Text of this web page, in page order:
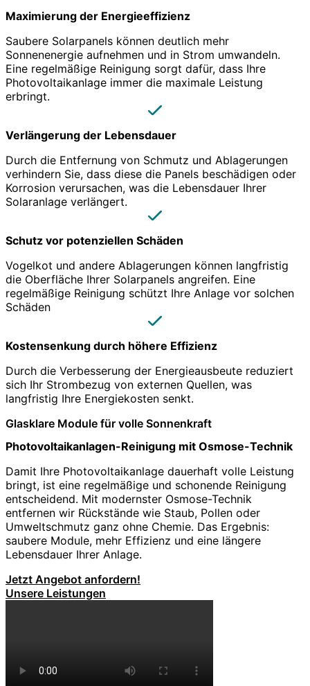
Maximierung der Energieeffizienz
Saubere Solarpanels können deutlich mehr
Sonnenenergie aufnehmen und in Strom umwandeln.
Eine regelmäßige Reinigung sorgt dafür, dass Ihre
Photovoltaikanlage immer die maximale Leistung
erbringt.
Verlängerung der Lebensdauer
Durch die Entfernung von Schmutz und Ablagerungen
verhindern Sie, dass diese die Panels beschädigen oder
Korrosion verursachen, was die Lebensdauer Ihrer
Solaranlage verlängert.
Schutz vor potenziellen Schäden
Vogelkot und andere Ablagerungen können langfristig
die Oberfläche Ihrer Solarpanels angreifen. Eine
regelmäßige Reinigung schützt Ihre Anlage vor solchen
Schäden
Kostensenkung durch höhere Effizienz
Durch die Verbesserung der Energieausbeute reduziert
sich Ihr Strombezug von externen Quellen, was
langfristig Ihre Energiekosten senkt.
Glasklare Module für volle Sonnenkraft
Photovoltaikanlagen-Reinigung mit Osmose-Technik
Damit Ihre Photovoltaikanlage dauerhaft volle Leistung
bringt, ist eine regelmäßige und schonende Reinigung
entscheidend. Mit modernster Osmose-Technik
entfernen wir Rückstände wie Staub, Pollen oder
Umweltschmutz ganz ohne Chemie. Das Ergebnis:
saubere Module, mehr Effizienz und eine längere
Lebensdauer Ihrer Anlage.
Jetzt Angebot anfordern!
Unsere Leistungen